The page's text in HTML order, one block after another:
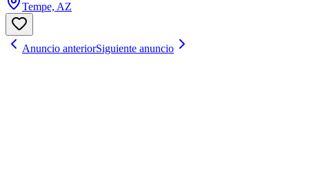
Tempe, AZ
Anuncio anteriorSiguiente anuncio